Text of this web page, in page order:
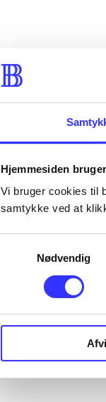
Hjemmesiden
Vi bruger cookies til
samtykke ved at
Nødvendig
NHL
2)